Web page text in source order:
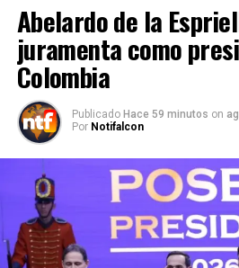
Abelardo de la
juramenta como
Colombia
Publicado Hace 59 minutos on
Por Notifalcon